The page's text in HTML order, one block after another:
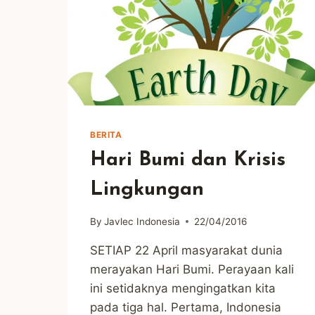
BERITA
Hari Bumi dan Krisis
Lingkungan
By Javlec Indonesia 22/04/2016
SETIAP 22 April masyarakat dunia
merayakan Hari Bumi. Perayaan kali
ini setidaknya mengingatkan kita
pada tiga hal. Pertama, Indonesia